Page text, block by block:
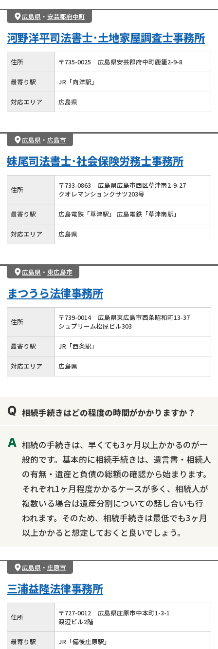
広島県 ・ 安芸郡府中町
河野洋平司法書士･土地家屋調査士事務所
住所 〒735-0025 広島県安芸郡府中町鹿籠2-9-8
最寄り駅 JR「向洋駅」
対応エリア 広島県
広島県 ・ 広島市
妹尾司法書士･社会保険労務士事務所
住所 〒733-0863
広島県広島市西区草津南2-9-27
クオレマンションクサツ203号
最寄り駅 広島電鉄「草津駅」 広島電鉄「草津南駅」
対応エリア 広島県
広島県 ・ 東広島市
まつうら法律事務所
住所 〒739-0014
広島県東広島市西条昭和町13-37
シュプリーム松屋ビル303
最寄り駅 JR「西条駅」
対応エリア 広島県
相続手続きはどの程度の時間がかかりますか？
相続の手続きは、早くても3ヶ月以上かかるのが一
般的です。基本的に相続手続きは、遺言書・相続人
の有無・遺産と負債の総額の確認から始まります。
それぞれ1ヶ月程度かかるケースが多く、相続人が
複数いる場合は遺産分割についての話し合いも行
われます。そのため、相続手続きは最低でも3ヶ月
以上かかると想定しておくと良いでしょう。
広島県 ・ 庄原市
三浦益隆法律事務所
住所 〒727-0012
広島県庄原市中本町1-3-1
渡辺ビル2階
最寄り駅 JR「備後庄原駅」